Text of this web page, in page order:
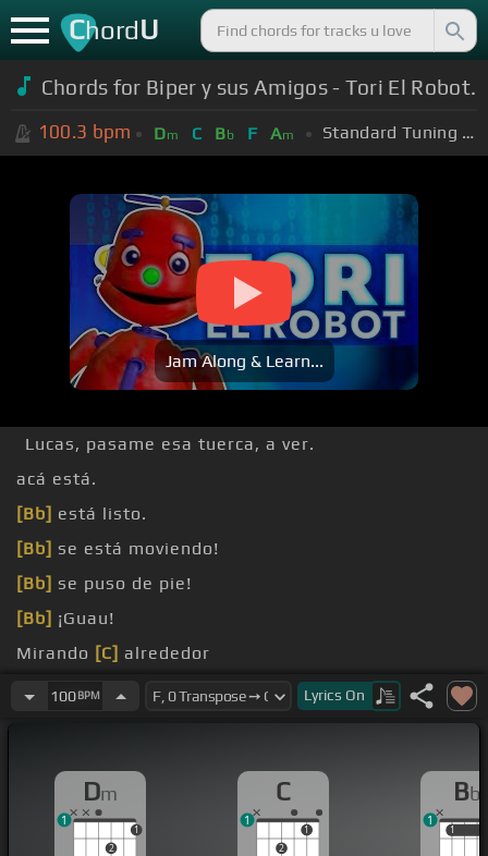
ChordU
Chords for Biper y sus Amigos - Tori El Robot.
100.3 bpm Dm C Bb F Am Standard Tuning (EADGBE)
Jam Along & Learn...
Lucas, pasame esa tuerca, a ver.
acá está.
[Bb] está listo.
[Bb] se está moviendo!
[Bb] se puso de pie!
[Bb] ¡Guau!
Mirando [C] alrededor
muestran cuanto,[F] cuanto los[Dm]amo
100BPM Lyrics On
Dm
2
1
1
C
2
1
1
Bb
11
1